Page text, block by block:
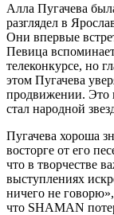
Алла Пугачева
разглядел в
Они впервые
Певица
телеконкурсе, но
этом Пугачева
продвижении. Это
стал народной
Пугачева хороша
восторге от его
что в творчестве
выступлениях
ничего не
что SHAMAN